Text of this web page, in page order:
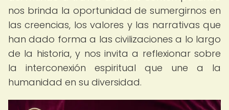
nos brinda la oportunidad de sumergirnos en
las creencias, los valores y las narrativas que
han dado forma a las civilizaciones a lo largo
de la historia, y nos invita a reflexionar sobre
la interconexión espiritual que une a la
humanidad en su diversidad.